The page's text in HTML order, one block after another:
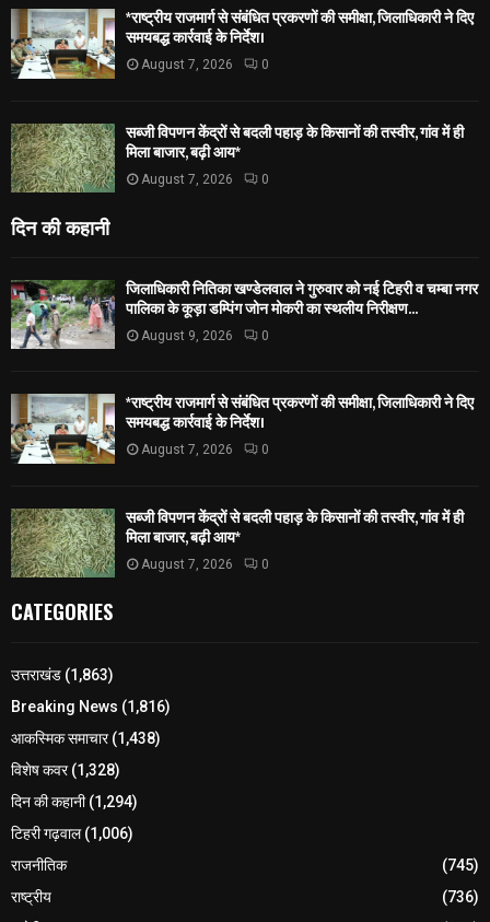
*राष्ट्रीय राजमार्ग से संबंधित प्रकरणों की समीक्षा, जिलाधिकारी ने दिए
समयबद्ध कार्रवाई के निर्देश।
August 7, 2026 0
सब्जी विपणन केंद्रों से बदली पहाड़ के किसानों की तस्वीर, गांव में ही
मिला बाजार, बढ़ी आय*
August 7, 2026 0
दिन की कहानी
जिलाधिकारी नितिका खण्डेलवाल ने गुरुवार को नई टिहरी व चम्बा नगर
पालिका के कूड़ा डम्पिंग जोन मोकरी का स्थलीय निरीक्षण...
August 9, 2026 0
*राष्ट्रीय राजमार्ग से संबंधित प्रकरणों की समीक्षा, जिलाधिकारी ने दिए
समयबद्ध कार्रवाई के निर्देश।
August 7, 2026 0
सब्जी विपणन केंद्रों से बदली पहाड़ के किसानों की तस्वीर, गांव में ही
मिला बाजार, बढ़ी आय*
August 7, 2026 0
CATEGORIES
उत्तराखंड (1,863)
Breaking News (1,816)
आकस्मिक समाचार(1,438)
विशेष कवर(1,328)
दिन की कहानी(1,294)
टिहरी गढ़वाल(1,006)
राजनीतिक
(745)
राष्ट्रीय
(736)